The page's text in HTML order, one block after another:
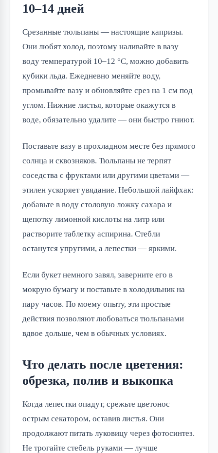
10–14 дней
Срезанные тюльпаны — настоящие капризы.
Они любят холод, поэтому наливайте в вазу
воду температурой 10–12 °C, можно добавить
кубики льда. Ежедневно меняйте воду,
промывайте вазу и обновляйте срез на 1 см под
углом. Нижние листья, которые окажутся в
воде, обязательно удалите — они быстро гниют.
Поставьте вазу в прохладном месте без прямого
солнца и сквозняков. Тюльпаны не терпят
соседства с фруктами или другими цветами —
этилен ускоряет увядание. Небольшой лайфхак:
добавьте в воду столовую ложку сахара и
щепотку лимонной кислоты на литр или
растворите таблетку аспирина. Стебли
останутся упругими, а лепестки — яркими.
Если букет немного завял, заверните его в
мокрую бумагу и поставьте в холодильник на
пару часов. По моему опыту, эти простые
действия позволяют любоваться тюльпанами
вдвое дольше, чем в обычных условиях.
Что делать после цветения:
обрезка, полив и выкопка
Когда лепестки опадут, срежьте цветонос
острым секатором, оставив листья. Они
продолжают питать луковицу через фотосинтез.
Не трогайте стебель руками — лучше